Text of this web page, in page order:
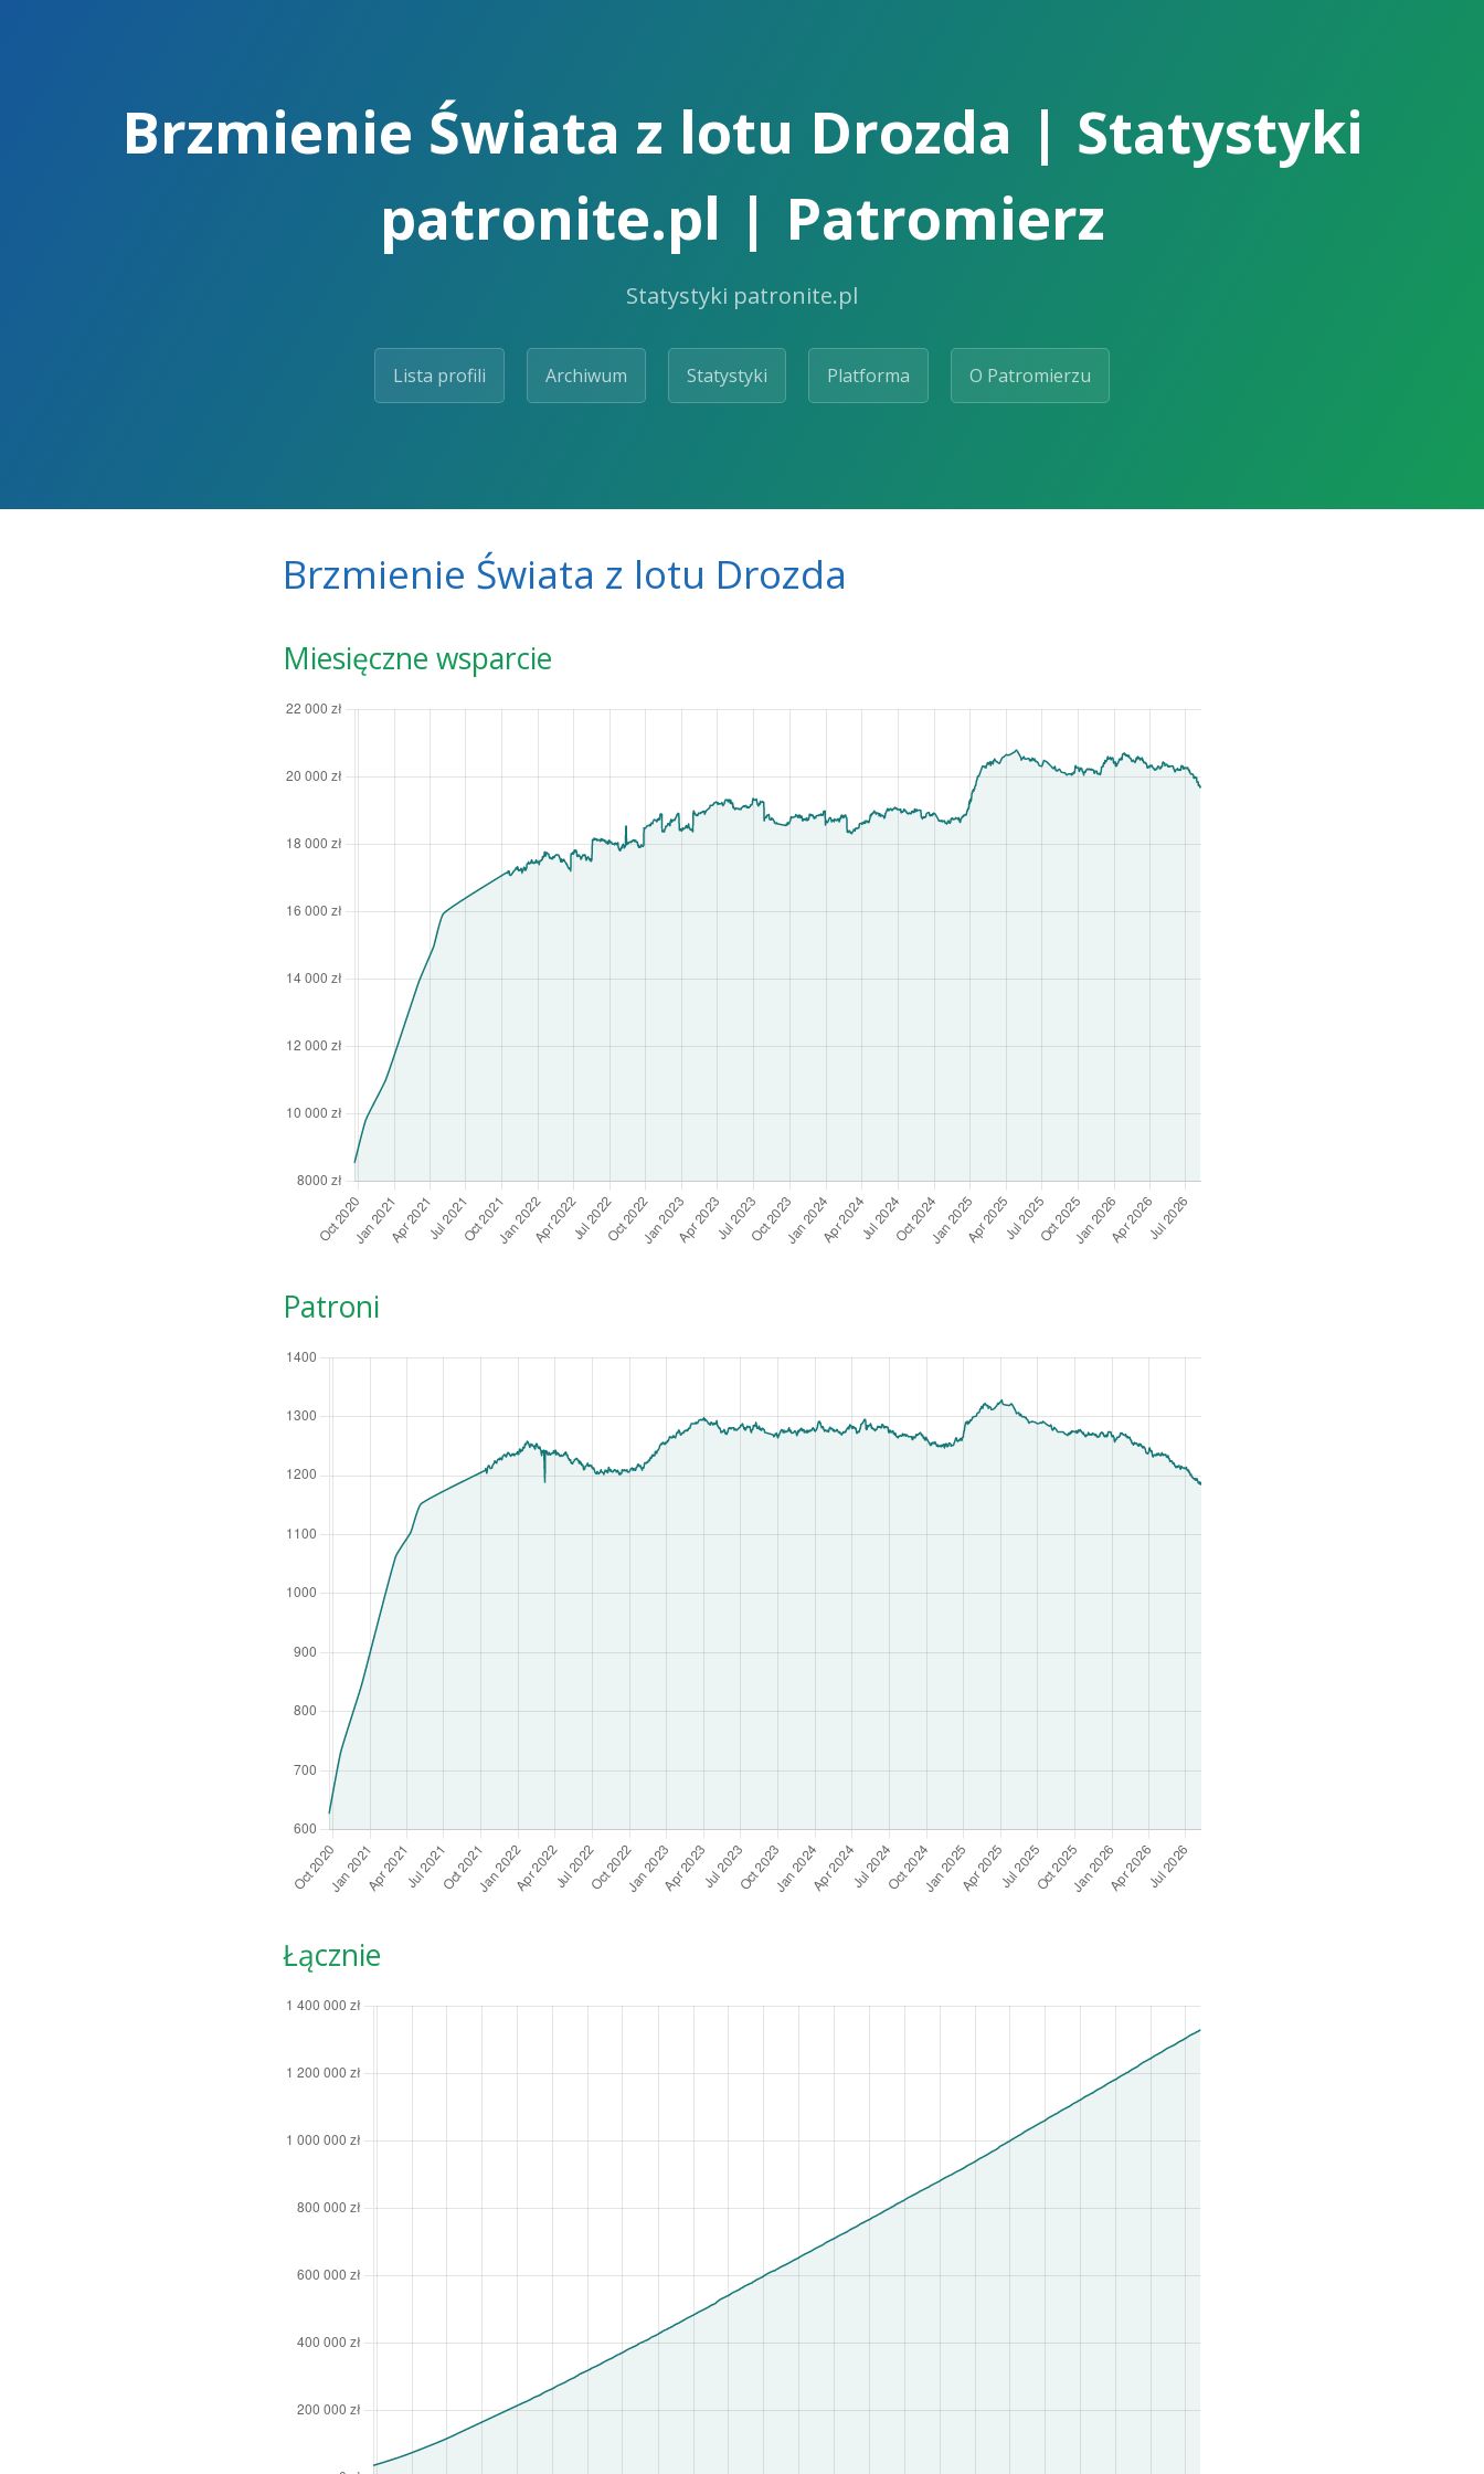
Brzmienie Świata z lotu Drozda | Statystyki
patronite.pl | Patromierz
Statystyki patronite.pl
Lista profili Archiwum Statystyki Platforma O Patromierzu
Brzmienie Świata z lotu Drozda
Miesięczne wsparcie
Patroni
Łącznie